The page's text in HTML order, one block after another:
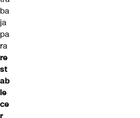
ba
ja
pa
ra
re
st
ab
le
ce
r